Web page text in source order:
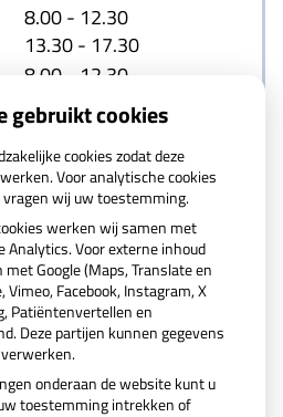
8.00tot
- 12.30
13.30tot
- 17.30
8.00 tot
- 12.30
13.30tot
- 17.30
8.00tot
- 12.30
13.30tot
- 17.30
8.00tot
- 12.30
13.30 - 17.30
8.00tot
- 12.30
13.30tot
- 17.30
gebruikt cookies
cookies zodat deze
Voor analytische cookies
wij uw toestemming.
werken wij samen met
Analytics. Voor externe inhoud
Google (Maps, Translate en
Vimeo, Facebook, Instagram, X
Patiëntenvertellen en
Deze partijen kunnen gegevens
onderaan de website kunt u
toestemming intrekken of